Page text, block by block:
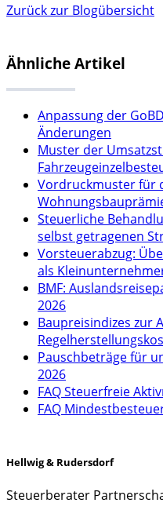
Zurück zur Blogübersicht
Ähnliche Artikel
Anpassung der
Änderungen
Muster der
Vordruckmuster für
Steuerliche
selbst getragenen
Vorsteuerabzug:
als
BMF:
2026
Baupreisindizes zur
Pauschbeträge für
2026
FAQ Steuerfreie
FAQ
Hellwig & Rudersdorf
Steuerberater